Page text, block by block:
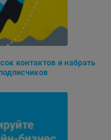
контактов и набрать